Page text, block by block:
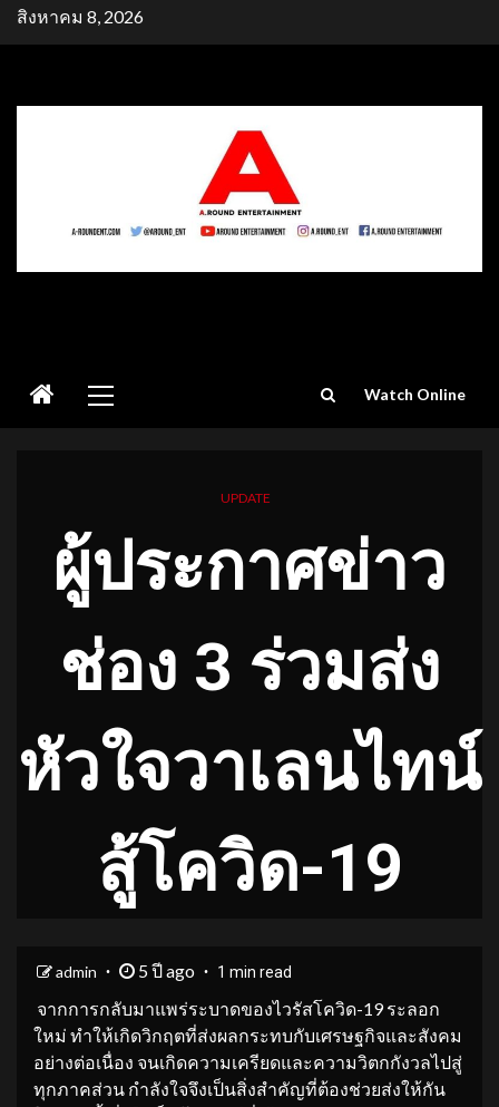
Skipสิงหาคม 8, 2026
Menu
Watch Online
UPDATE
ผู้ประกาศข่าว
ช่อง 3 ร่วมส่ง
หัวใจวาเลนไทน์
สู้โควิด-19
admin 5 ปี ago 1 min read
จากการกลับมาแพร่ระบาดของไวรัสโควิด-19 ระลอก
ใหม่ ทำให้เกิดวิกฤตที่ส่งผลกระทบกับเศรษฐกิจและสังคม
อย่างต่อเนื่อง จนเกิดความเครียดและความวิตกกังวลไปสู่
ทุกภาคส่วน กำลังใจจึงเป็นสิ่งสำคัญที่ต้องช่วยส่งให้กัน